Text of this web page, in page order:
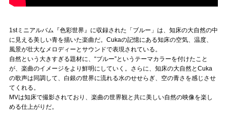
1stミニアルバム『色彩世界』に収録された「ブルー」は、知床の大自然の中
に見える美しい青を描いた楽曲だ。Cukaの記憶にある知床の空気、温度、
風景が壮大なメロディーとサウンドで表現されている。
自然という大きすぎる題材に、“ブルー”というテーマカラーを付けたこと
が、楽曲のイメージをより鮮明にしていく。さらに、知床の大自然とCuka
の歌声は同調して、白銀の世界に流れる水のせせらぎ、空の青さを感じさせ
てくれる。
MVは知床で撮影されており、楽曲の世界観と共に美しい自然の映像を楽し
める仕上がりだ。